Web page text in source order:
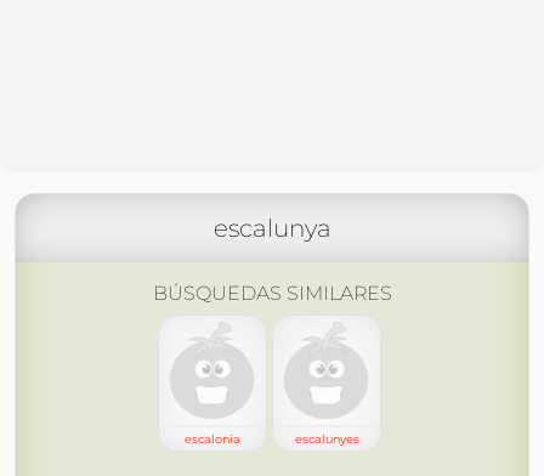
escalunya
BÚSQUEDAS SIMILARES
escalonia escalunyes